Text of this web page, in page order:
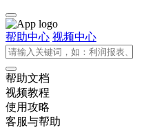
帮助中心 视频中心
帮助文档
视频教程
使用攻略
客服与帮助